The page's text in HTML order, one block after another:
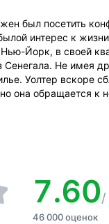
был посетить
интерес к
Йорк, в своей
Не имея
Уолтер вскоре
она обращается к
7.60/
46 000 оценок